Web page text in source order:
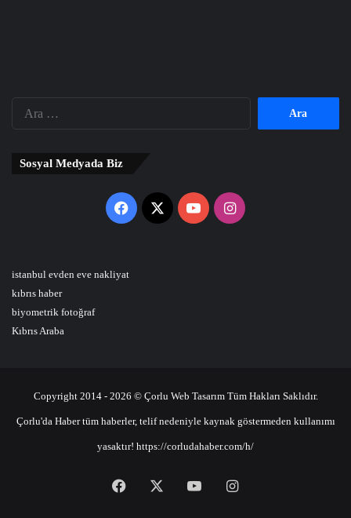
Sosyal Medyada Biz
Facebook
X YouTubeInstagram
istanbul evden eve nakliyat
kıbrıs haber
biyometrik fotoğraf
Kıbrıs Araba
Copyright 2014 - 2026 © Çorlu Web Tasarım Tüm Hakları Saklıdır.
Çorlu'da Haber tüm haberler, telif nedeniyle kaynak göstermeden kullanımı
yasaktır! https://corludahaber.com/h/
Facebook YouTubeInstagram